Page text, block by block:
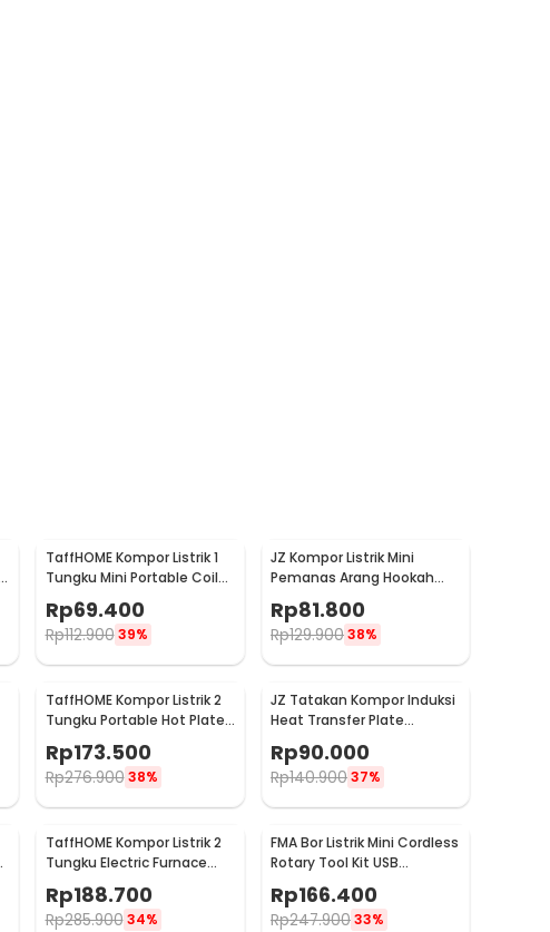
TaffHOME Kompor Listrik 1
Tungku Mini Portable Coil
Hot Plate 1000W - SHP-5701
Rp69.400
Rp112.900 39%
JZ Kompor Listrik Mini
Pemanas Arang Hookah
BBQ Charcoal Burner 500W
- ZD-A016
Rp81.800
Rp129.90038%
TaffHOME Kompor Listrik 2
Tungku Portable Hot Plate
2000W - H2-2000-04
Rp173.500
Rp276.900 38%
JZ Tatakan Kompor Induksi
Heat Transfer Plate
J-24
Rp90.000
Rp140.90037%
TaffHOME Kompor Listrik 2
Tungku Electric Furnace
Dual Hot Plate 2000W -
SHP-5814
Rp188.700
Rp285.900 34%
FMA Bor Listrik Mini Cordless
Rotary Tool Kit USB
18000RPM - E108
Rp166.400
Rp247.90033%